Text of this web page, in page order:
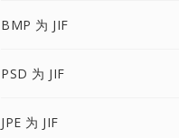
BMP 为 JIF
PSD 为 JIF
JPE 为 JIF